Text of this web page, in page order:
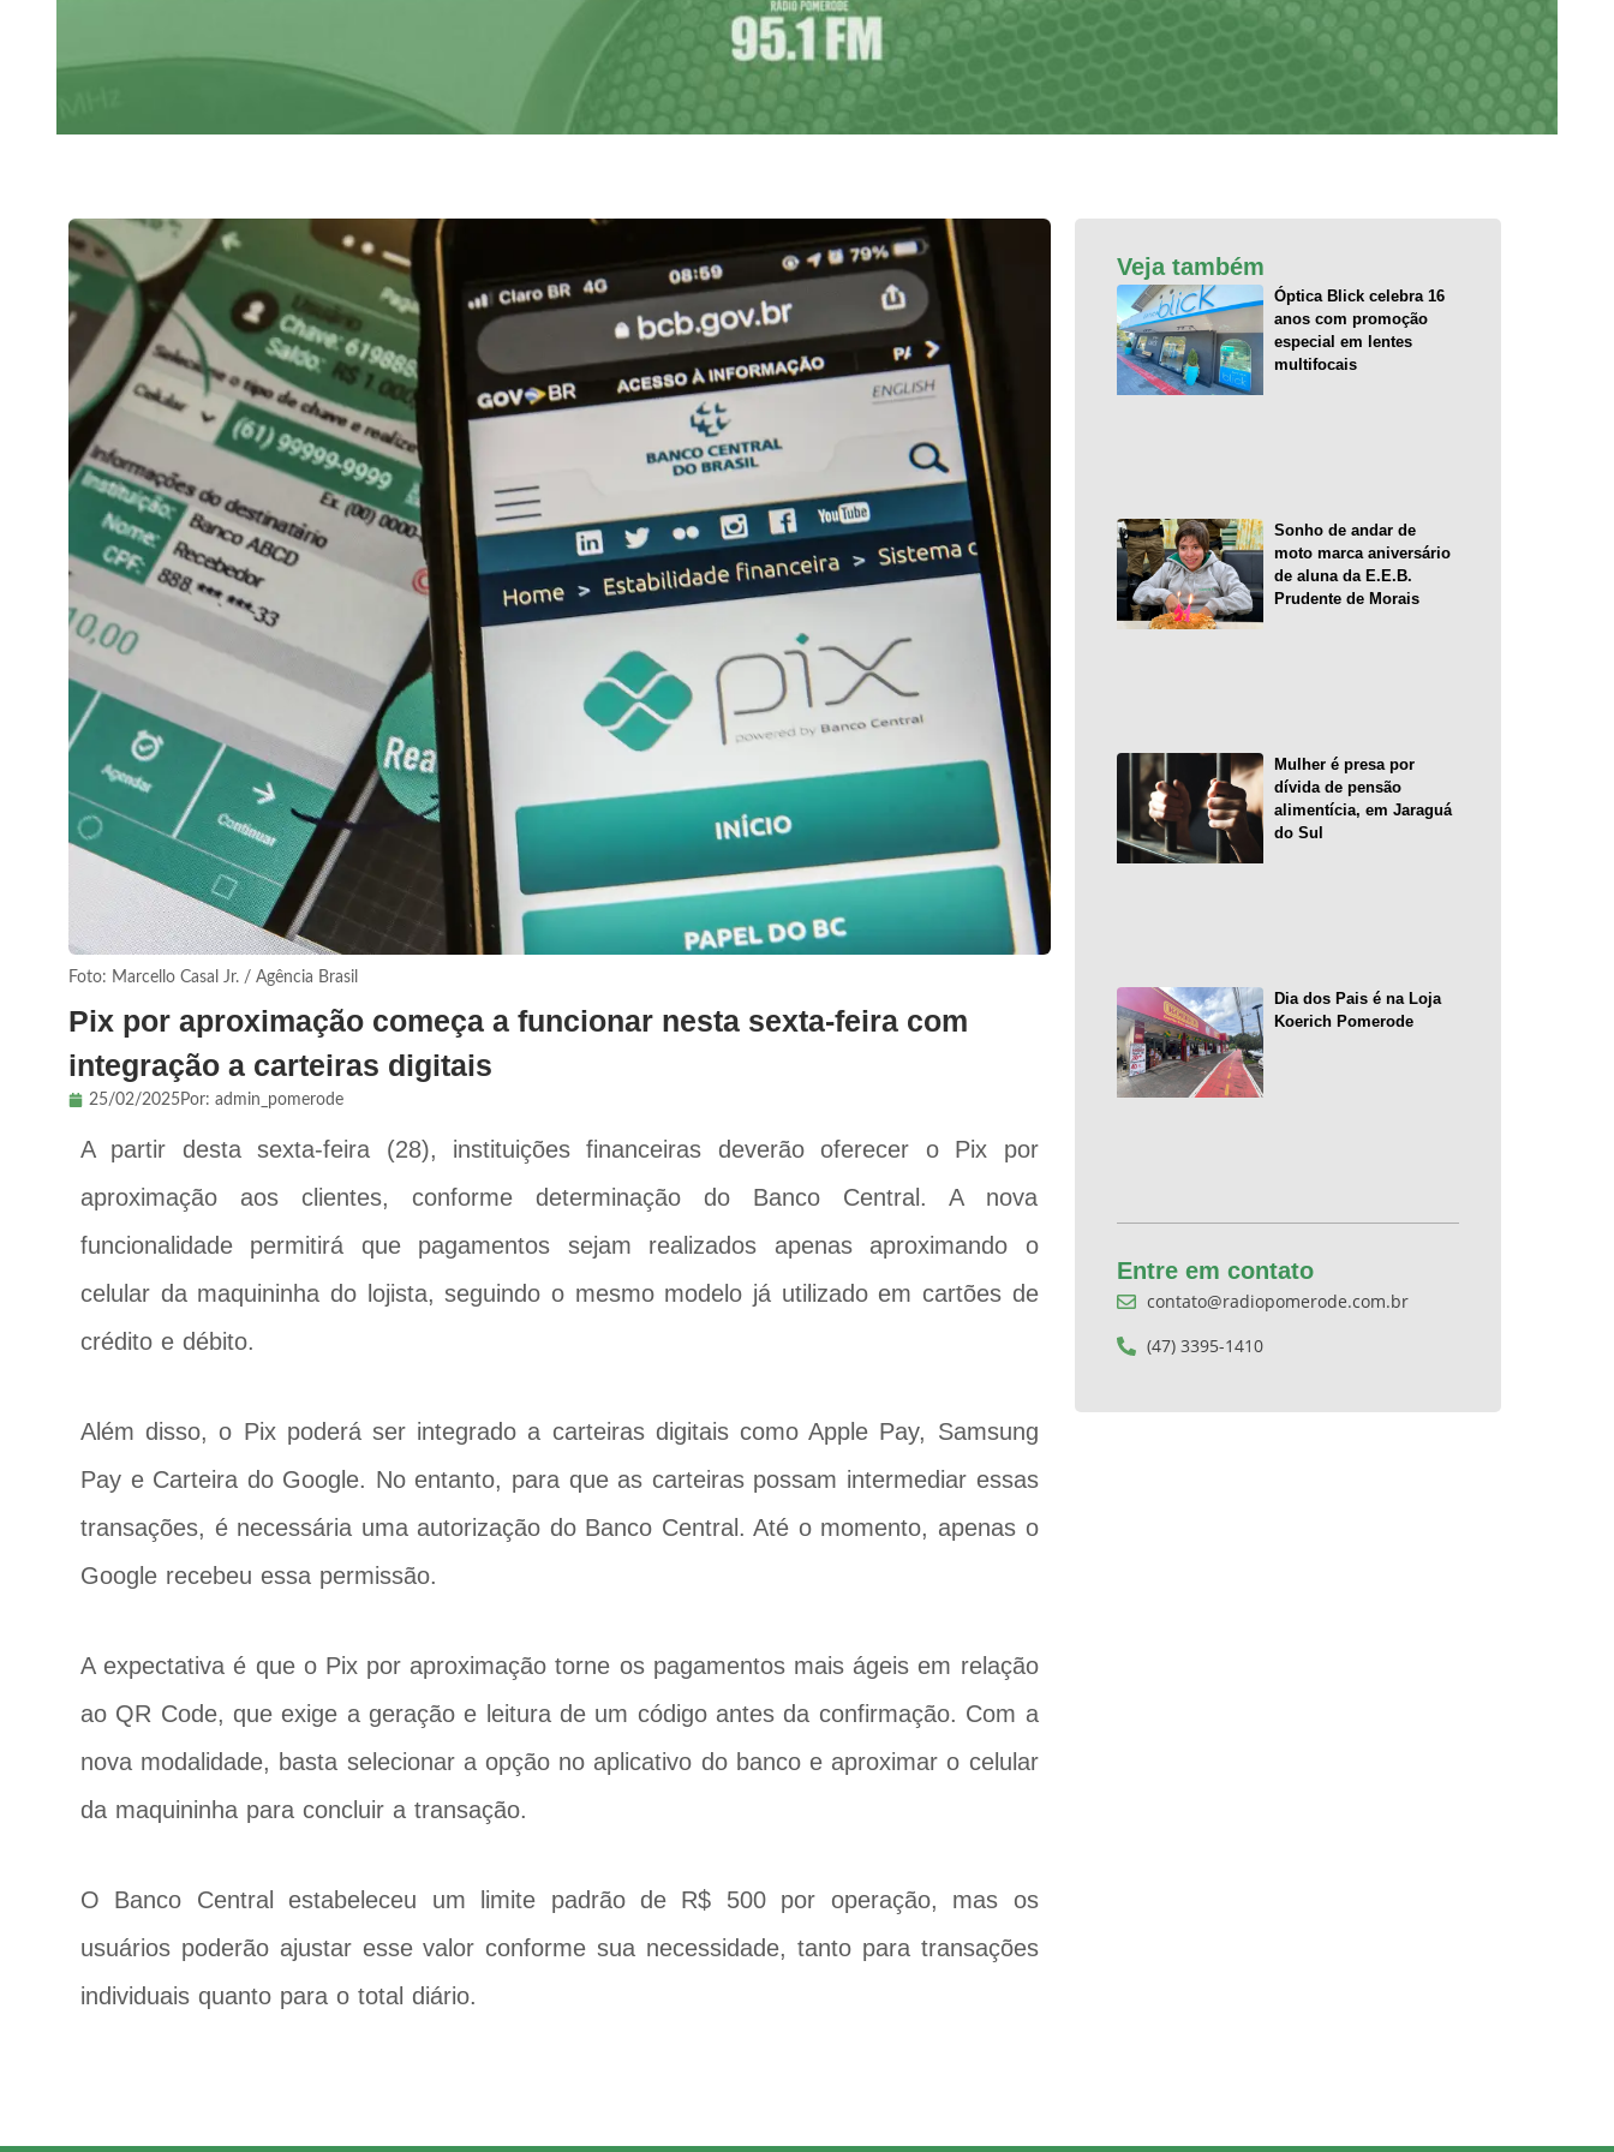
Foto: Marcello Casal Jr. / Agência Brasil
Pix por aproximação começa a funcionar nesta sexta-feira com
integração a carteiras digitais
25/02/2025Por: admin_pomerode
A partir desta sexta-feira (28), instituições financeiras deverão oferecer o Pix por
aproximação aos clientes, conforme determinação do Banco Central. A nova
funcionalidade permitirá que pagamentos sejam realizados apenas aproximando o
celular da maquininha do lojista, seguindo o mesmo modelo já utilizado em cartões de
crédito e débito.
Além disso, o Pix poderá ser integrado a carteiras digitais como Apple Pay, Samsung
Pay e Carteira do Google. No entanto, para que as carteiras possam intermediar essas
transações, é necessária uma autorização do Banco Central. Até o momento, apenas o
Google recebeu essa permissão.
A expectativa é que o Pix por aproximação torne os pagamentos mais ágeis em relação
ao QR Code, que exige a geração e leitura de um código antes da confirmação. Com a
nova modalidade, basta selecionar a opção no aplicativo do banco e aproximar o celular
da maquininha para concluir a transação.
O Banco Central estabeleceu um limite padrão de R$ 500 por operação, mas os
usuários poderão ajustar esse valor conforme sua necessidade, tanto para transações
individuais quanto para o total diário.
Veja também
Óptica Blick celebra 16
anos com promoção
especial em lentes
multifocais
Sonho de andar de
moto marca aniversário
de aluna da E.E.B.
Prudente de Morais
Mulher é presa por
dívida de pensão
alimentícia, em Jaraguá
do Sul
Dia dos Pais é na Loja
Koerich Pomerode
Entre em contato
contato@radiopomerode.com.br
(47) 3395-1410